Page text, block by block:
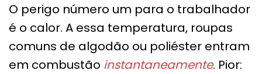
O perigo número um para o trabalhador
é o calor. A essa temperatura, roupas
comuns de algodão ou poliéster entram
em combustão instantaneamente. Pior: